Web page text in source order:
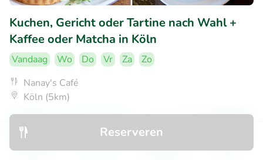
Reserveren
Kuchen, Gericht oder Tartine nach Wahl +
Kaffee oder Matcha in Köln
Vandaag Wo Do Vr Za
Zo
Nanay's Café
Köln (5km)
Verkocht: 12
€4